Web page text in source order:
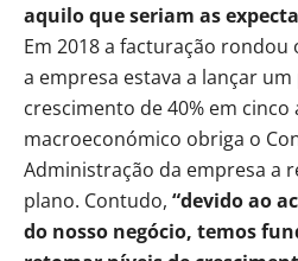
aquilo que seriam as
Em 2018 a facturação rondou
a empresa estava a lançar
crescimento de 40% em
macroeconómico obriga o
Administração da empresa a
plano. Contudo, “devido ao
do nosso negócio, temos